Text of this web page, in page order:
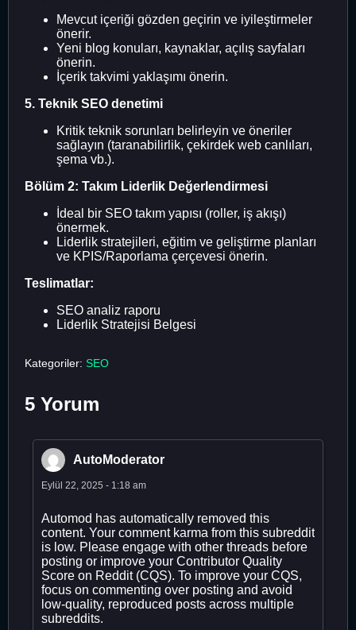
Mevcut içeriği gözden geçirin ve iyileştirmeler
önerir.
Yeni blog konuları, kaynaklar, açılış sayfaları
önerin.
İçerik takvimi yaklaşımı önerin.
5. Teknik SEO denetimi
Kritik teknik sorunları belirleyin ve öneriler
sağlayın (taranabilirlik, çekirdek web canlıları,
şema vb.).
Bölüm 2: Takım Liderlik Değerlendirmesi
İdeal bir SEO takım yapısı (roller, iş akışı)
önermek.
Liderlik stratejileri, eğitim ve geliştirme planları
ve KPIS/Raporlama çerçevesi önerin.
Teslimatlar:
SEO analiz raporu
Liderlik Stratejisi Belgesi
Kategoriler: SEO
5 Yorum
AutoModerator
Eylül 22, 2025 - 1:18 am
Automod has automatically removed this
content. Your comment karma from this subreddit
is low. Please engage with other threads before
posting or improve your Contributor Quality
Score on Reddit (CQS). To improve your CQS,
focus on commenting over posting and avoid
low-quality, reproduced posts across multiple
subreddits.